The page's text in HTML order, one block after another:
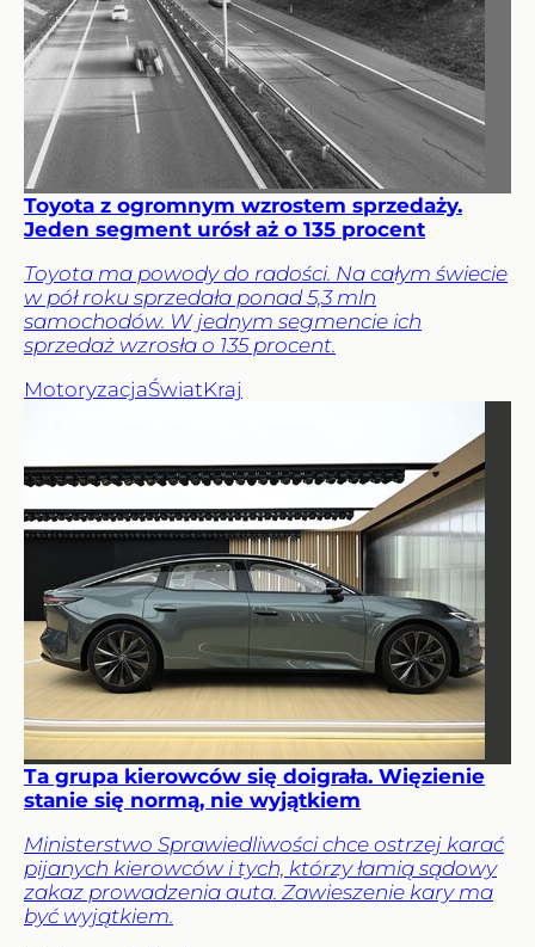
Toyota z ogromnym wzrostem sprzedaży.
Jeden segment urósł aż o 135 procent
Toyota ma powody do radości. Na całym świecie
w pół roku sprzedała ponad 5,3 mln
samochodów. W jednym segmencie ich
sprzedaż wzrosła o 135 procent.
MotoryzacjaŚwiatKraj
Ta grupa kierowców się doigrała. Więzienie
stanie się normą, nie wyjątkiem
Ministerstwo Sprawiedliwości chce ostrzej karać
pijanych kierowców i tych, którzy łamią sądowy
zakaz prowadzenia auta. Zawieszenie kary ma
być wyjątkiem.